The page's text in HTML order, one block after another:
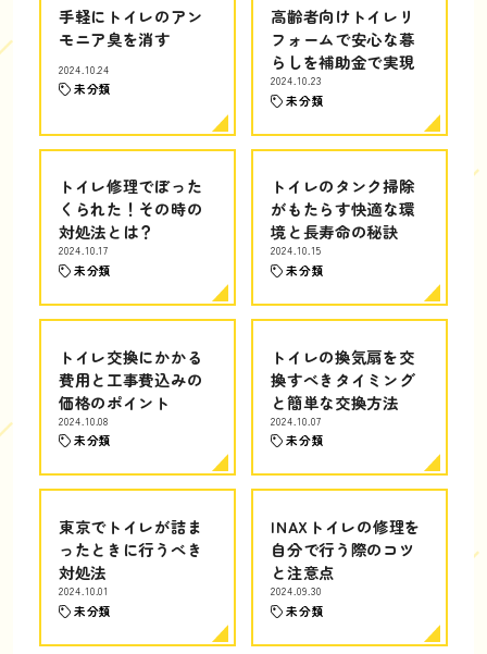
手軽にトイレのアン
モニア臭を消す
2024.10.24
未分類
高齢者向けトイレリ
フォームで安心な暮
らしを補助金で実現
2024.10.23
未分類
トイレ修理でぼった
くられた！その時の
対処法とは？
2024.10.17
未分類
トイレのタンク掃除
がもたらす快適な環
境と長寿命の秘訣
2024.10.15
未分類
トイレ交換にかかる
費用と工事費込みの
価格のポイント
2024.10.08
未分類
トイレの換気扇を交
換すべきタイミング
と簡単な交換方法
2024.10.07
未分類
東京でトイレが詰ま
ったときに行うべき
対処法
2024.10.01
未分類
INAXトイレの修理を
自分で行う際のコツ
と注意点
2024.09.30
未分類